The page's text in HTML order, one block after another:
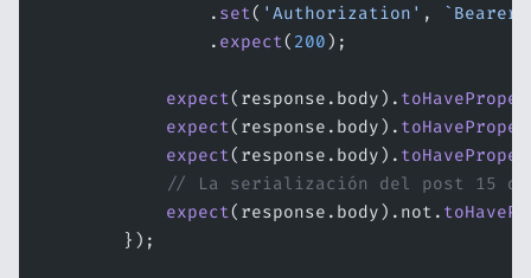
                .
set( 'Authorization' ,
`Bearer
                .
expect( 200);
            expect
(response.body).
            expect
(response.body).
            expect
(response.body).
// La serialización del post 15
            expect
(response.body).not.
        });